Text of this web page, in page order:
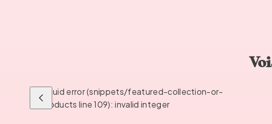
Liquid error (snippets/featured-collection-or-
products line 109): invalid integer
Liu'uta
vasemmalle